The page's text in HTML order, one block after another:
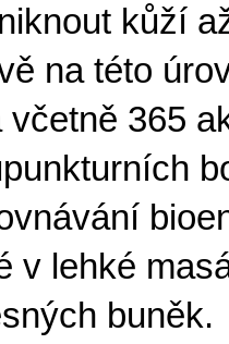
kůží
na této
včetně 365
v lehké
buněk.